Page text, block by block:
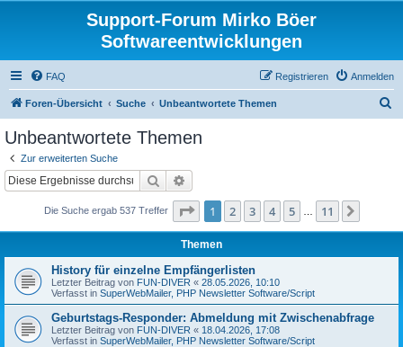
Support-Forum Mirko Böer
Softwareentwicklungen
FAQ Anmelden
Registrieren
Foren-Übersicht Suche Unbeantwortete Themen
Unbeantwortete Themen
Zur erweiterten Suche
Suche
Die Suche ergab 537 Treffer Seite 1von 11
1 2 3 4 5 11
Themen
History für einzelne Empfängerlisten
Letzter Beitrag von FUN-DIVER « 28.05.2026, 10:10
Verfasst in SuperWebMailer, PHP Newsletter Software/Script
Geburtstags-Responder: Abmeldung mit Zwischenabfrage
Letzter Beitrag von FUN-DIVER « 18.04.2026, 17:08
Verfasst in SuperWebMailer, PHP Newsletter Software/Script